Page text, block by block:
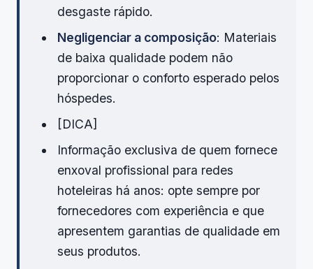
desgaste rápido.
Negligenciar a composição: Materiais
de baixa qualidade podem não
proporcionar o conforto esperado pelos
hóspedes.
[DICA]
Informação exclusiva de quem fornece
enxoval profissional para redes
hoteleiras há anos: opte sempre por
fornecedores com experiência e que
apresentem garantias de qualidade em
seus produtos.